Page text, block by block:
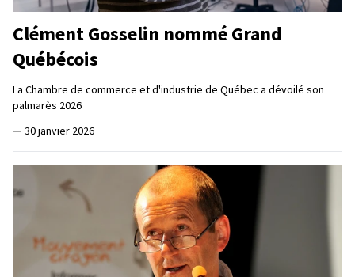
Clément Gosselin nommé Grand
Québécois
La Chambre de commerce et d'industrie de Québec a dévoilé son
palmarès 2026
— 30 janvier 2026